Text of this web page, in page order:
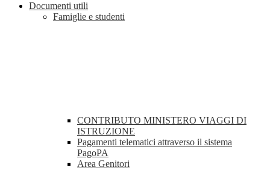
Documenti utili
Famiglie e studenti
CONTRIBUTO MINISTERO VIAGGI DI
ISTRUZIONE
Pagamenti telematici attraverso il sistema
PagoPA
Area Genitori